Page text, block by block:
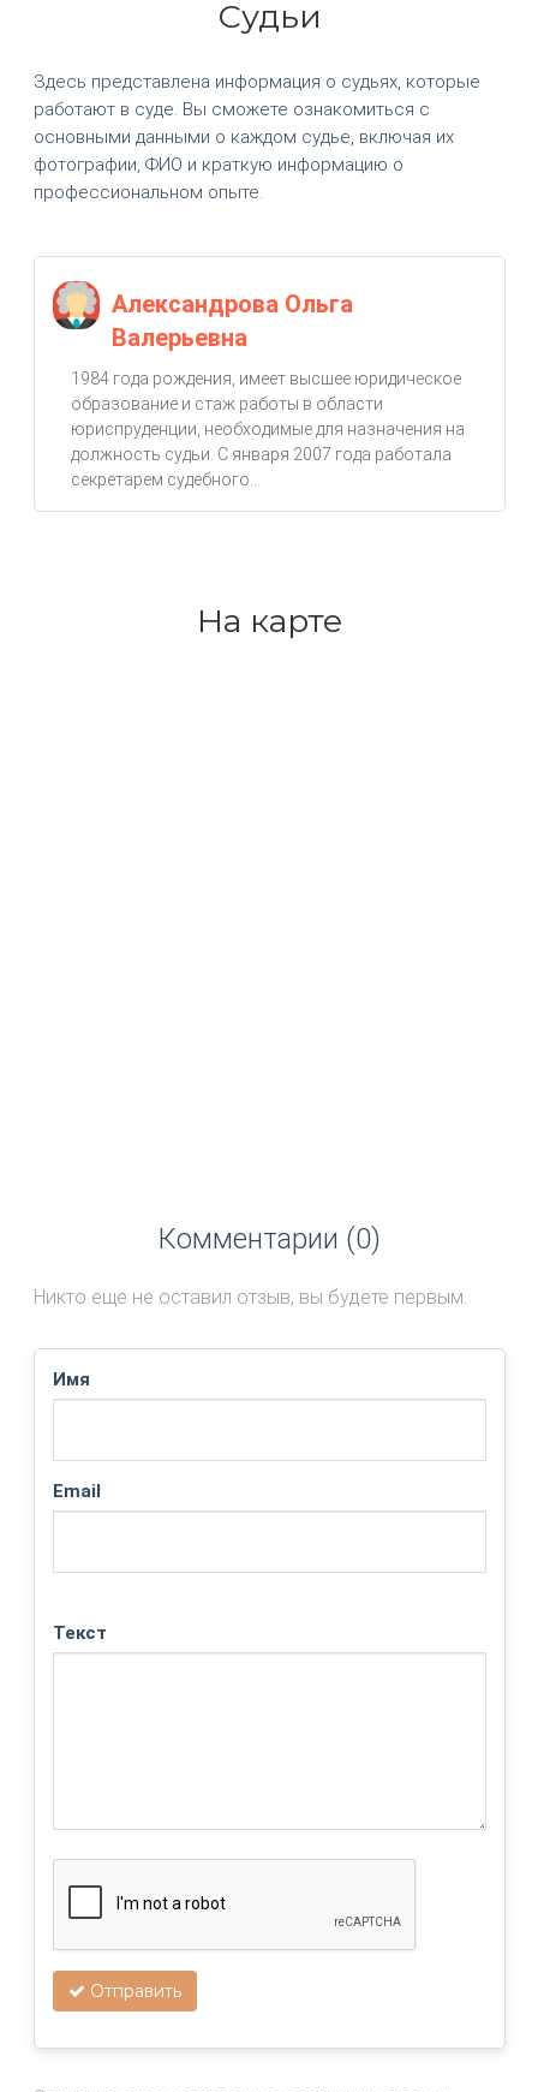
Судьи
Здесь представлена информация о судьях, которые
работают в суде. Вы сможете ознакомиться с
основными данными о каждом судье, включая их
фотографии, ФИО и краткую информацию о
профессиональном опыте.
Александрова Ольга
Валерьевна
1984 года рождения, имеет высшее юридическое
образование и стаж работы в области
юриспруденции, необходимые для назначения на
должность судьи. С января 2007 года работала
секретарем судебного...
На карте
Комментарии (0)
Никто еще не оставил отзыв, вы будете первым.
Имя
Email
Текст
Отправить